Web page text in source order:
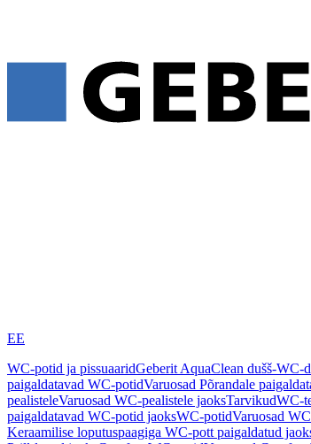
EE
WC-potid ja pissuaaridGeberit AquaClean dušš-WC-d
paigaldatavad WC-potidVaruosad Põrandale
pealisteleVaruosad WC-pealistele jaoksTarvikudWC-
paigaldatavad WC-potid jaoksWC-potidVaruosad
Keraamilise loputuspaagiga WC-pott paigaldatud